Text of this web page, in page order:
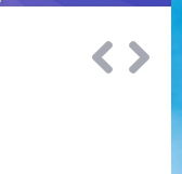
Bericht